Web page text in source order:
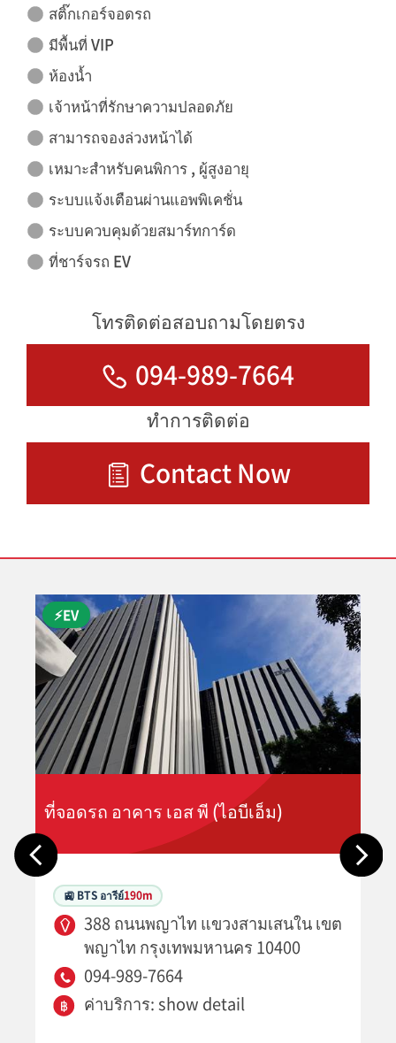
สติ๊กเกอร์จอดรถ
มีพื้นที่ VIP
ห้องน้ำ
เจ้าหน้าที่รักษาความปลอดภัย
สามารถจองล่วงหน้าได้
เหมาะสำหรับคนพิการ , ผู้สูงอายุ
ระบบแจ้งเตือนผ่านแอพพิเคชั่น
ระบบควบคุมด้วยสมาร์ทการ์ด
ที่ชาร์จรถ EV
โทรติดต่อสอบถามโดยตรง
094-989-7664
ทำการติดต่อ
Contact Now
⚡EV
ที่จอดรถ อาคาร เอส พี (ไอบีเอ็ม)
🚉 BTS อารีย์190m
388 ถนนพญาไท แขวงสามเสนใน เขต
พญาไท กรุงเทพมหานคร 10400
094-989-7664
ค่าบริการ: show detail